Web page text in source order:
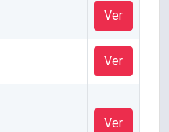
Ver
Ver
Ver